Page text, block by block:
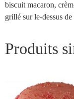
biscuit macaron,
grillé sur le-dessus
Produits